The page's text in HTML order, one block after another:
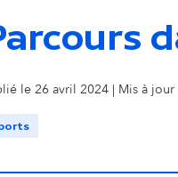
Pyrénées
le 26 avril 2024 | Mis à